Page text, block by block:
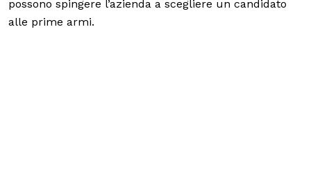
possono spingere l’azienda a scegliere un candidato
alle prime armi.